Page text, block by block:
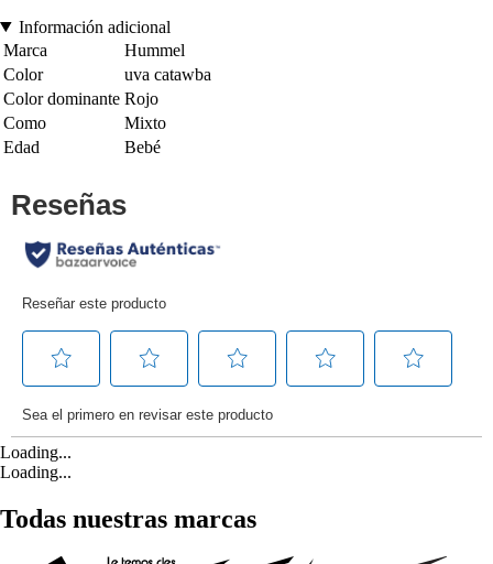
Información adicional
Marca
Hummel
Color
uva catawba
Color dominante Rojo
Como
Mixto
Edad
Bebé
Loading...
Loading...
Todas nuestras marcas